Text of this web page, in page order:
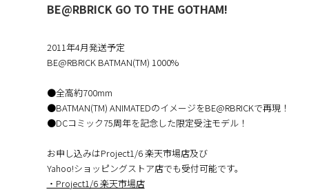
BE@RBRICK GO TO THE GOTHAM!
2011年4月発送予定
BE@RBRICK BATMAN(TM) 1000%
●全高約700mm
●BATMAN(TM) ANIMATEDのイメージをBE@RBRICKで再現！
●DCコミック75周年を記念した限定受注モデル！
お申し込みはProject1/6 楽天市場店及び
Yahoo!ショッピングストア店でも受付可能です。
・Project1/6 楽天市場店